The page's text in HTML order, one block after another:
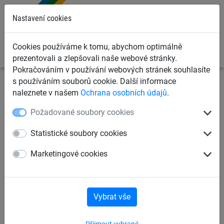
Nastavení cookies
Cookies používáme k tomu, abychom optimálně
prezentovali a zlepšovali naše webové stránky.
Pokračováním v používání webových stránek souhlasíte
s používáním souborů cookie. Další informace
naleznete v našem Ochrana osobních údajů.
Požadované soubory cookies
Statistické soubory cookies
Marketingové cookies
Vybrat vše
Sportovní sítě Ochranné sítě na míče
Lana k
Ochranné sítě v m² Lana k ochranným sítím
Dělící síťové závěsy pro haly